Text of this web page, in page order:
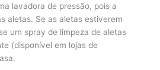
lavadora de pressão, pois a
aletas. Se as aletas estiverem
um spray de limpeza de aletas
(disponível em lojas de